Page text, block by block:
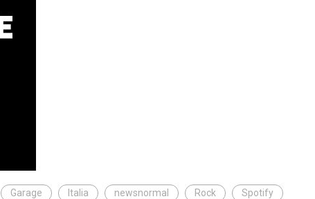
Garage Italia newsnormal Rock Spotify